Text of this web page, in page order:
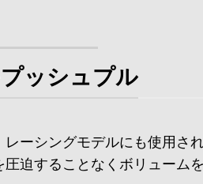
ッシュプル
ーシングモデルにも使用さ
迫することなくボリューム